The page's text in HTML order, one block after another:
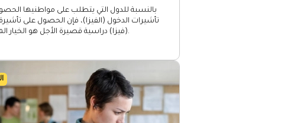
بالنسبة للدول التي يتطلب على مواطنيها
تأشيرات الدخول (الفيزا)، فإن الحصول على
(فيزا) دراسية قصيرة الأجل هو الخيار المفضل.